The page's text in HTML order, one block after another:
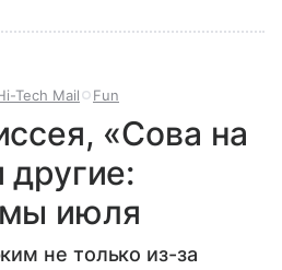
Tech Mail Fun
«Сова на
другие:
июля
не только из-за